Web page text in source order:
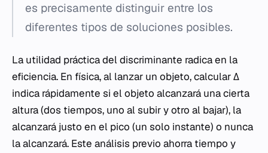
es precisamente distinguir entre los
diferentes tipos de soluciones posibles.
La utilidad práctica del discriminante radica en la
eficiencia. En física, al lanzar un objeto, calcular Δ
indica rápidamente si el objeto alcanzará una cierta
altura (dos tiempos, uno al subir y otro al bajar), la
alcanzará justo en el pico (un solo instante) o nunca
la alcanzará. Este análisis previo ahorra tiempo y